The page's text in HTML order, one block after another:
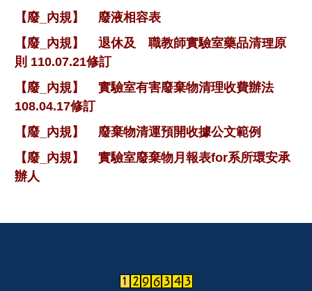
【廢_內規】
廢液相容表
【廢_內規】
退休及離職教師實驗室藥品清理原
則 110.07.21修訂
【廢_內規】
實驗室有害廢棄物清理收費辦法
108.04.17修訂
【廢_內規】
廢棄物清運預開收據公文範例
【廢_內規】
實驗室廢棄物月報表for系所環安承
辦人